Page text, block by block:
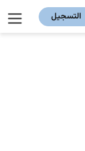
التسجيل